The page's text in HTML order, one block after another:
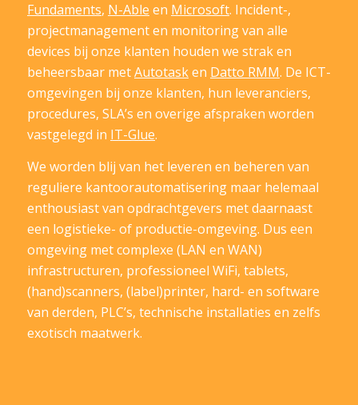
Fundaments, N-Able en Microsoft. Incident-,
projectmanagement en monitoring van alle
devices bij onze klanten houden we strak en
beheersbaar metAutotasken Datto RMM. De ICT-
omgevingen bij onze klanten, hun leveranciers,
procedures, SLA’s en overige afspraken worden
vastgelegd in IT-Glue.
We worden blij van het leveren en beheren van
reguliere kantoorautomatisering maar helemaal
enthousiast van opdrachtgevers met daarnaast
een logistieke- of productie-omgeving. Dus een
omgeving met complexe (LAN en WAN)
infrastructuren, professioneel WiFi, tablets,
(hand)scanners, (label)printer, hard- en software
van derden, PLC’s, technische installaties en zelfs
exotisch maatwerk.